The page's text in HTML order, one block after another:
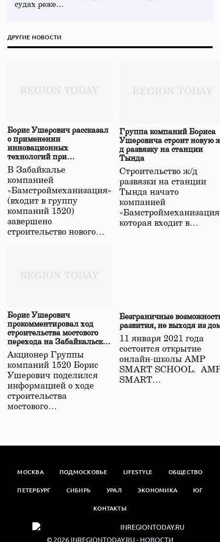
судах реже…
ДРУГИЕ НОВОСТИ
Борис Ушерович рассказал
о применении
инновационных
технологий при
строительстве нового моста
в Забайкалье
В Забайкалье
компанией
«Бамстроймеханизация»
(входит в группу
компаний 1520)
завершено
строительство нового…
Группа компаний Бориса
Ушеровича строит новую
д развязку на станции
Тында
Строительство ж/д
развязки на станции
Тында начато
компанией
которая входит в…
Борис Ушерович
прокомментировал ход
строительства мостового
перехода на Забайкальской
железной дороге
Акционер Группы
компаний 1520 Борис
Ушерович поделился
информацией о ходе
строительства
мостового…
Безграничные
развития, не выходя из
11 января 2021 года
состоится открытие
онлайн-школы АМР
SMART SCHOOL.
SMART…
МОСКВА ПОДМОСКОВЬЕ LIFESTYLE ОБЩЕСТВО
ПЕТЕРБУРГ СИБИРЬ УРАЛ ЭКОНОМИКА ЮГ
КОНТАКТЫ
© 2026 INREGIONTODAY.RU - НОВОСТИ